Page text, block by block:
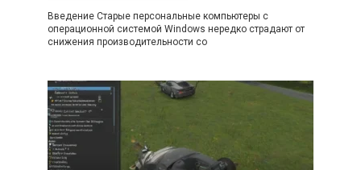
Введение Старые персональные компьютеры с
операционной системой Windows нередко страдают от
снижения производительности со